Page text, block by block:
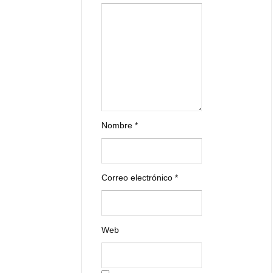
Nombre*
Correo electrónico*
Web